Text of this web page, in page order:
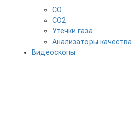
CO
CO2
Утечки газа
Анализаторы качества
Видеоскопы